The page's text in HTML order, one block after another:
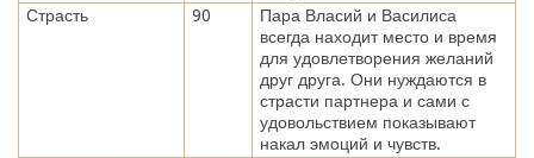
Страсть
90
Пара Власий и Василиса
всегда находит место и время
для удовлетворения желаний
друг друга. Они нуждаются в
страсти партнера и сами с
удовольствием показывают
накал эмоций и чувств.